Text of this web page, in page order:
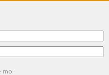
moi